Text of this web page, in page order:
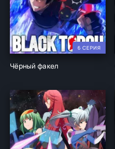
6 СЕРИЯ
Чёрный факел